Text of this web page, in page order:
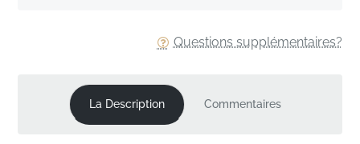
Questions supplémentaires?
La Description Commentaires